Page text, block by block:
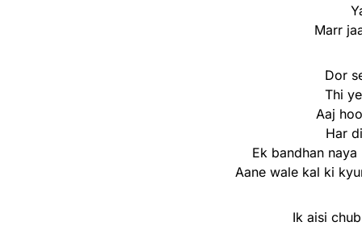
Marr
Dor
Thi
Aaj
Har
Ek bandhan
Aane wale kal ki
Ik aisi